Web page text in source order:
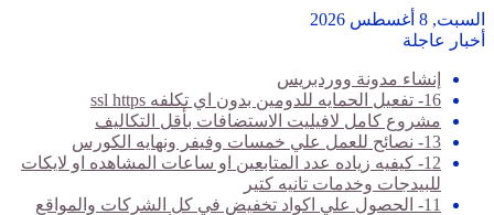
السبت, 8 أغسطس 2026
أخبار عاجلة
إنشاء مدونة ووردبريس
16- تفعيل الحمايه للدومين بدون اي تكلفه ssl https
مشروع كامل لافيليت الاستضافات بأقل التكاليف
13- نصائح للعمل علي خمسات وفيفر ونهايه الكورس
12- كيفيه زياده عدد المتابعين او ساعات المشاهده او لايكات
للبيدجات وخدمات تانيه كتير
11- الحصول علي اكواد تخفيض في كل الشركات والمواقع